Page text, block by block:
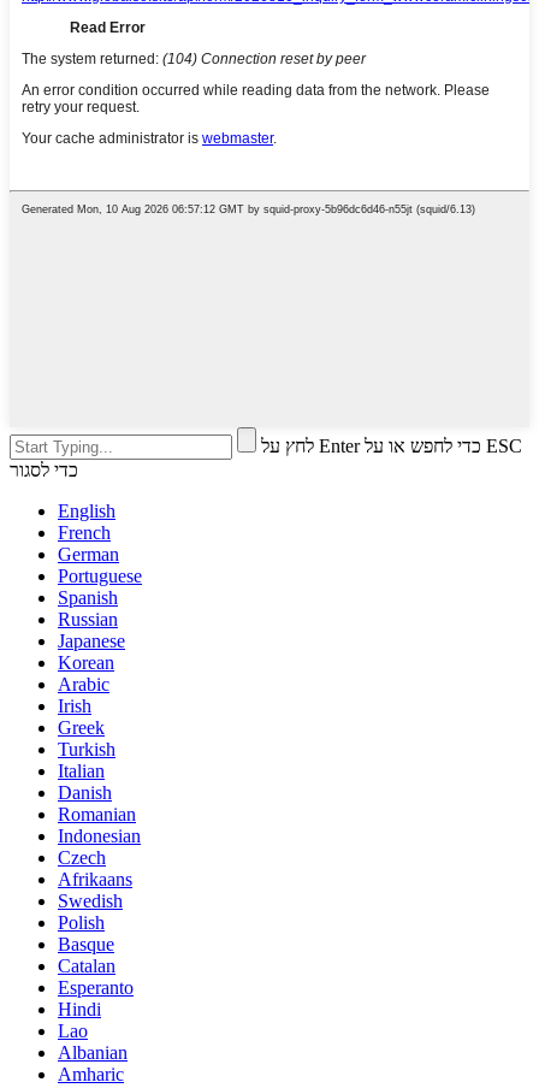
לחץ על Enter כדי לחפש או על ESC
כדי לסגור
English
French
German
Portuguese
Spanish
Russian
Japanese
Korean
Arabic
Irish
Greek
Turkish
Italian
Danish
Romanian
Indonesian
Czech
Afrikaans
Swedish
Polish
Basque
Catalan
Esperanto
Hindi
Lao
Albanian
Amharic